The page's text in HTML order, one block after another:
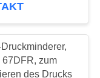
67DFR, zum
des Drucks